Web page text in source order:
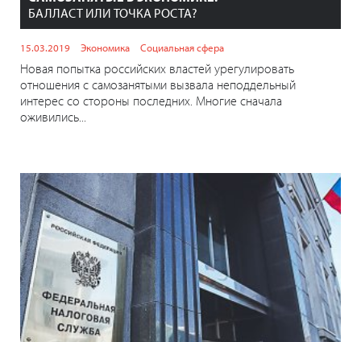
БАЛЛАСТ ИЛИ ТОЧКА РОСТА?
15.03.2019 Экономика Социальная сфера
Новая попытка российских властей урегулировать
отношения с самозанятыми вызвала неподдельный
интерес со стороны последних. Многие сначала
оживились...